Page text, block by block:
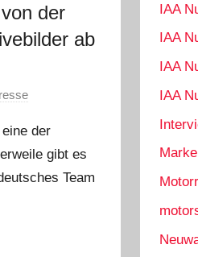
der
ab
der
gibt es
Team
IAA
IAA
IAA
IAA